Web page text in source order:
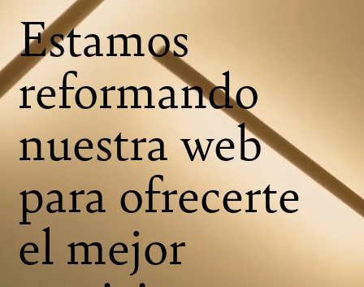
Estamos
reformando
nuestra web
para ofrecerte
el mejor